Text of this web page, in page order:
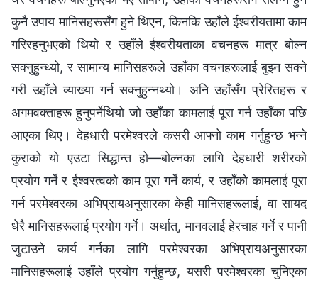
कुनै उपाय मानिसहरूसँग हुने थिएन, किनकि उहाँले ईश्‍वरीयतामा काम
गरिरहनुभएको थियो र उहाँले ईश्‍वरीयताका वचनहरू मात्र बोल्न
सक्नुहुन्थ्यो, र सामान्य मानिसहरूले उहाँका वचनहरूलाई बुझ्न सक्ने
गरी उहाँले व्याख्या गर्न सक्नुहुन्नथ्यो। अनि उहाँसँग प्रेरितहरू र
अगमवक्ताहरू हुनुपर्नेथियो जो उहाँका कामलाई पूरा गर्न उहाँका पछि
आएका थिए। देहधारी परमेश्‍वरले कसरी आफ्नो काम गर्नुहुन्छ भन्‍ने
कुराको यो एउटा सिद्धान्त हो—बोल्नका लागि देहधारी शरीरको
प्रयोग गर्ने र ईश्‍वरत्वको काम पूरा गर्ने कार्य, र उहाँको कामलाई पूरा
गर्न परमेश्‍वरका अभिप्रायअनुसारका केही मानिसहरूलाई, वा सायद
धेरै मानिसहरूलाई प्रयोग गर्ने। अर्थात्, मानवलाई हेरचाह गर्ने र पानी
जुटाउने कार्य गर्नका लागि परमेश्‍वरका अभिप्रायअनुसारका
मानिसहरूलाई उहाँले प्रयोग गर्नुहुन्छ, यसरी परमेश्‍वरका चुनिएका